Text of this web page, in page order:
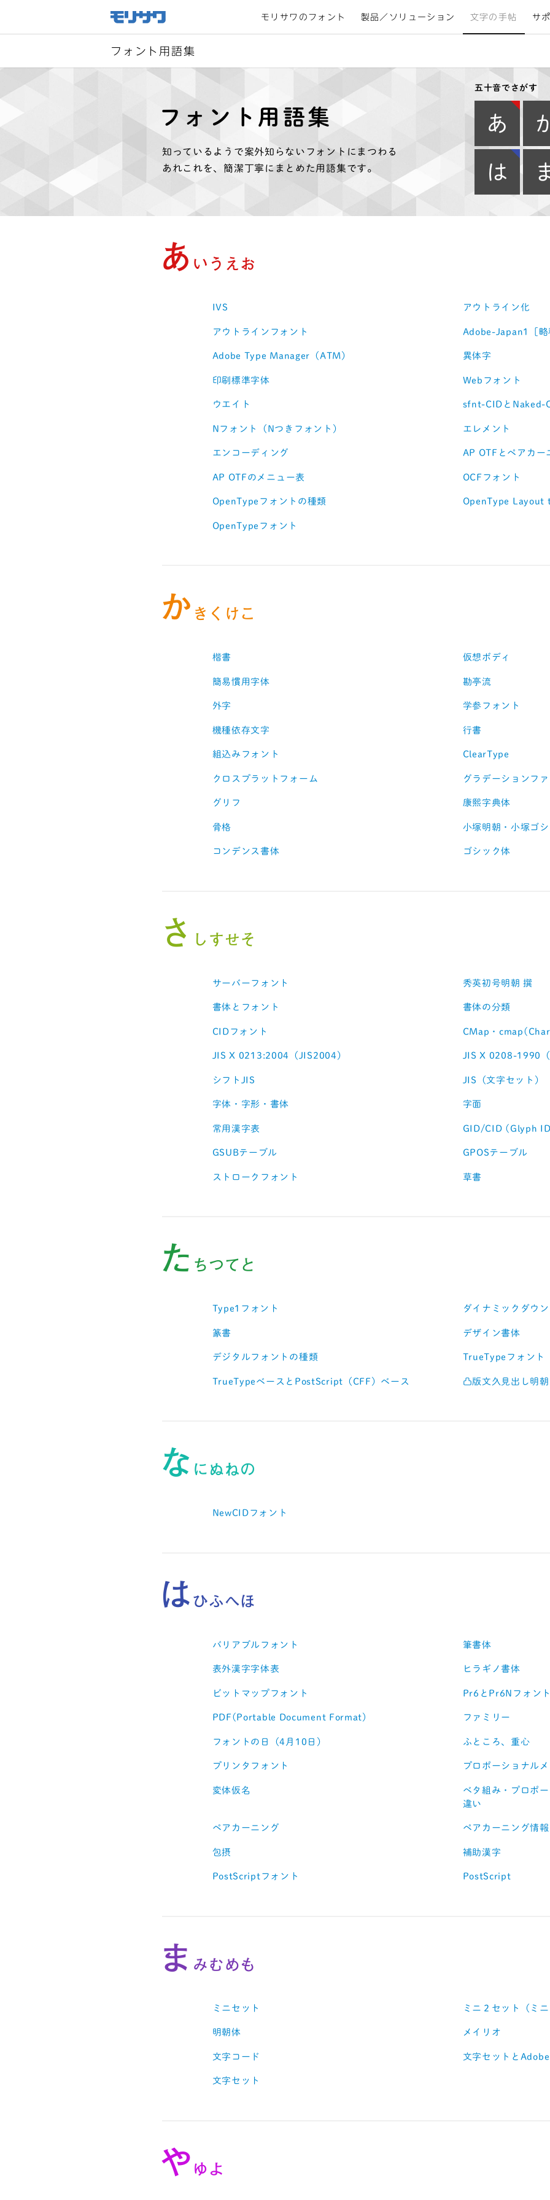
モリサワのフォント 製品／ソリューション 文字の手帖 サ
フォント用語集
フォント用語集
知っているようで案外知らないフォントにまつわる
あれこれを、簡潔丁寧にまとめた用語集です。
五十音でさがす
あ
は
あ いうえお
IVS アウトライン化
アウトラインフォント Adobe-Japan1［
Adobe Type Manager（ATM） 異体字
印刷標準字体 Webフォント
ウエイト sfnt-CIDとNaked-
Nフォント（Nつきフォント） エレメント
エンコーディング AP OTFとペアカー
AP OTFのメニュー表 OCFフォント
OpenTypeフォントの種類 OpenType Layout
OpenTypeフォント
か きくけこ
楷書 仮想ボディ
簡易慣用字体 勘亭流
外字 学参フォント
機種依存文字 行書
組込みフォント ClearType
クロスプラットフォーム グラデーションフ
グリフ 康熙字典体
骨格 小塚明朝・小塚ゴ
コンデンス書体 ゴシック体
さ しすせそ
サーバーフォント 秀英初号明朝 撰
書体とフォント 書体の分類
CIDフォント CMap・
JIS X 0213:2004（JIS2004） JIS X 0208-1990
シフトJIS JIS（文字セット）
字体・字形・書体 字面
常用漢字表 GID/CID (Glyph
GSUBテーブル GPOSテーブル
ストロークフォント 草書
た ちつてと
Type1フォント ダイナミックダウ
篆書 デザイン書体
デジタルフォントの種類 TrueTypeフォント
TrueTypeベースとPostScript（CFF）ベース 凸版文久見出し明
な にぬねの
NewCIDフォント
は ひふへほ
バリアブルフォント 筆書体
表外漢字字体表 ヒラギノ書体
ビットマップフォント Pr6とPr6Nフォン
PDF(Portable Document Format) ファミリー
フォントの日（4月10日） ふところ、重心
プリンタフォント プロポーショナル
変体仮名
ベタ組み・プロポ
違い
ペアカーニング ペアカーニング情
包摂 補助漢字
PostScriptフォント PostScript
ま みむめも
ミニセット ミニ２セット（ミ
明朝体 メイリオ
文字コード 文字セットと
文字セット
や ゆよ